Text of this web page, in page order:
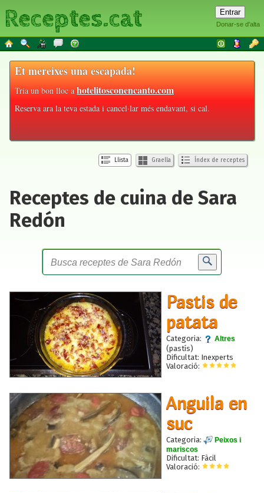
Donar-se d'alta
Receptes.cat
Et mereixes una escapada!
Tria un bon lloc ahotelitosconencanto.com
Reserva ara la teva estada i cancel·lar més endavant, si cal.
Llista Graella Índex de receptes
Receptes de cuina de Sara
Redón
Pastis de
patata
Categoria: Altres
(pastís)
Dificultat: Inexperts
Valoració:
Anguila en
suc
Categoria:
Peixos i
mariscos
Dificultat: Fàcil
Valoració: